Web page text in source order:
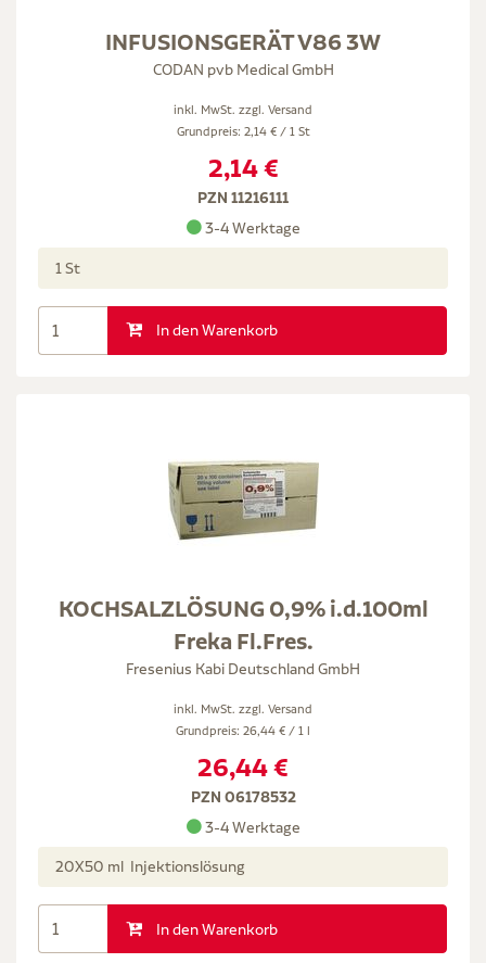
INFUSIONSGERÄT V86 3W
CODAN pvb Medical GmbH
inkl. MwSt. zzgl. Versand
Grundpreis: 2,14 € / 1 St
2,14 €
PZN 11216111
3-4 Werktage
1 St
In den Warenkorb
KOCHSALZLÖSUNG 0,9% i.d.100ml
Freka Fl.Fres.
Fresenius Kabi Deutschland GmbH
inkl. MwSt. zzgl. Versand
Grundpreis: 26,44 € / 1 l
26,44 €
PZN 06178532
3-4 Werktage
20X50 ml Injektionslösung
In den Warenkorb